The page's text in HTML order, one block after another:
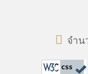
จำน